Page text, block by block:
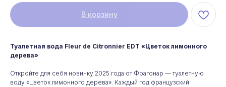
В корзину
Туалетная вода Fleur de Citronnier EDT «Цветок лимонного
дерева»
Откройте для себя новинку 2025 года от Фрагонар — туалетную
воду «Цветок лимонного дерева». Каждый год французский